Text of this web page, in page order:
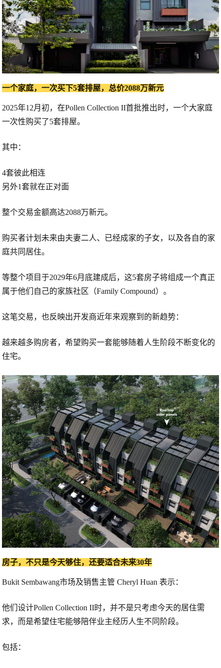
一个家庭，一次买下5套排屋，总价2088万新元
2025年12月初，在Pollen Collection II首批推出时，一个大家庭
一次性购买了5套排屋。
其中：
4套彼此相连
另外1套就在正对面
整个交易金额高达2088万新元。
购买者计划未来由夫妻二人、已经成家的子女，以及各自的家
庭共同居住。
等整个项目于2029年6月底建成后，这5套房子将组成一个真正
属于他们自己的家族社区（Family Compound）。
这笔交易，也反映出开发商近年来观察到的新趋势：
越来越多购房者，希望购买一套能够随着人生阶段不断变化的
住宅。
房子，不只是今天够住，还要适合未来30年
Bukit Sembawang市场及销售主管Cheryl Huan 表示：
他们设计Pollen Collection II时，并不是只考虑今天的居住需
求，而是希望住宅能够陪伴业主经历人生不同阶段。
包括：